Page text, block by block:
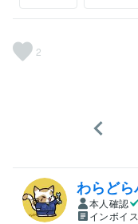
2
わらど
本人確認
インボイ